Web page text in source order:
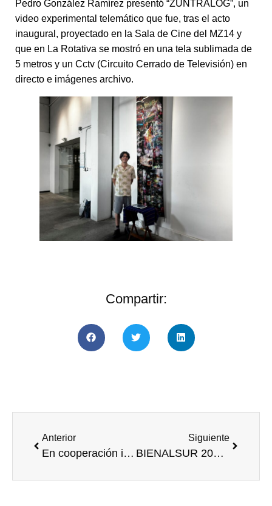
Pedro González Ramírez presentó “ZUNTRALOG”, un
video experimental telemático que fue, tras el acto
inaugural, proyectado en la Sala de Cine del MZ14 y
que en La Rotativa se mostró en una tela sublimada de
5 metros y un Cctv (Circuito Cerrado de Televisión) en
directo e imágenes archivo.
Compartir:
Anterior
En cooperación interuniversitaria con la UG, el MZ14 UArtes desarrolló el taller “Prototipado de Mobiliario Serial”
Siguiente
BIENALSUR 2025 inauguró dos muestras en la UArtes, una de las sedes en Ecuador del evento cultural que recorre el mundo